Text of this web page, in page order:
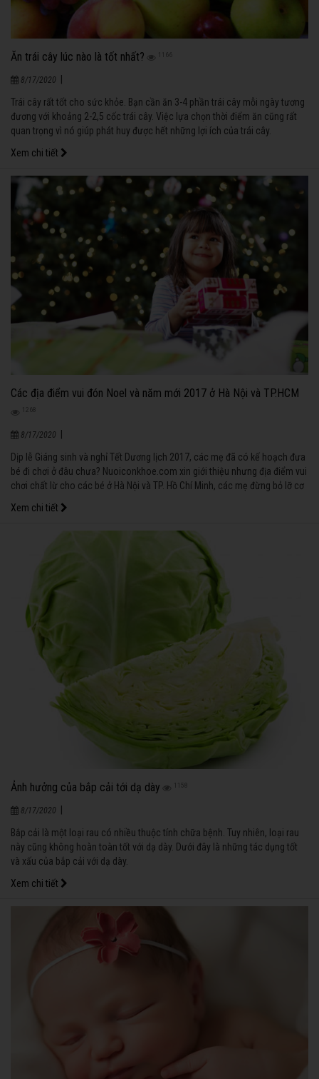
Ăn trái cây lúc nào là tốt nhất? 1166
8/17/2020
Trái cây rất tốt cho sức khỏe. Bạn cần ăn 3-4 phần trái cây mỗi ngày tương
đương với khoảng 2-2,5 cốc trái cây. Việc lựa chọn thời điểm ăn cũng rất
quan trọng vì nó giúp phát huy được hết những lợi ích của trái cây.
Xem chi tiết
Các địa điểm vui đón Noel và năm mới 2017 ở Hà Nội và TP.HCM
1268
8/17/2020
Dịp lễ Giáng sinh và nghỉ Tết Dương lịch 2017, các mẹ đã có kế hoạch đưa
bé đi chơi ở đâu chưa? Nuoiconkhoe.com xin giới thiệu nhưng địa điểm vui
chơi chất lừ cho các bé ở Hà Nội và TP. Hồ Chí Minh, các mẹ đừng bỏ lỡ cơ
Xem chi tiết
Ảnh hưởng của bắp cải tới dạ dày 1158
8/17/2020
Bắp cải là một loại rau có nhiều thuộc tính chữa bệnh. Tuy nhiên, loại rau
này cũng không hoàn toàn tốt với dạ dày. Dưới đây là những tác dụng tốt
và xấu của bắp cải với dạ dày.
Xem chi tiết